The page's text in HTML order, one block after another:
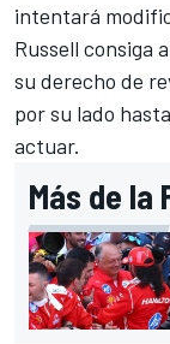
intentará
Russell consiga
su derecho de
por su lado
actuar.
Más de la